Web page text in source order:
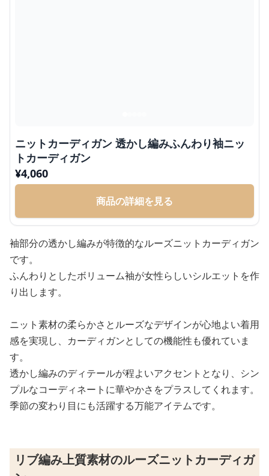
ニットカーディガン 透かし編みふんわり袖ニッ
トカーディガン
¥4,060
商品の詳細を見る
袖部分の透かし編みが特徴的なルーズニットカーディガン
です。
ふんわりとしたボリューム袖が女性らしいシルエットを作
り出します。
ニット素材の柔らかさとルーズなデザインが心地よい着用
感を実現し、カーディガンとしての機能性も優れていま
す。
透かし編みのディテールが程よいアクセントとなり、シン
プルなコーディネートに華やかさをプラスしてくれます。
季節の変わり目にも活躍する万能アイテムです。
リブ編み上質素材のルーズニットカーディガ